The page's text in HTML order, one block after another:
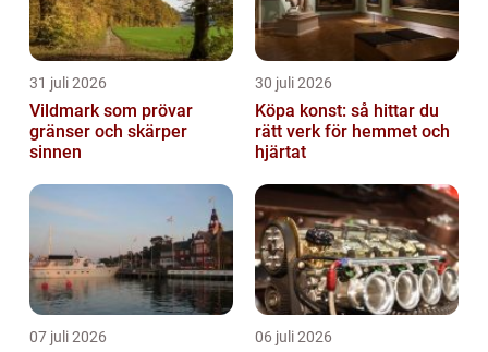
31 juli 2026
Vildmark som prövar
gränser och skärper
sinnen
30 juli 2026
Köpa konst: så hittar du
rätt verk för hemmet och
hjärtat
07 juli 2026 06 juli 2026